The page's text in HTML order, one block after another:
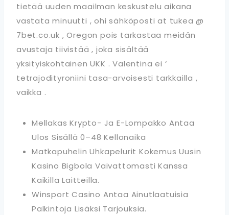
tietää uuden maailman keskustelu aikana
vastata minuutti , ohi sähköposti at tukea @
7bet.co.uk , Oregon pois tarkastaa meidän
avustaja tiivistää , joka sisältää
yksityiskohtainen UKK . Valentina ei ‘
tetrajodityroniini tasa-arvoisesti tarkkailla ,
vaikka .
Mellakas Krypto- Ja E-Lompakko Antaa
Ulos Sisällä 0–48 Kellonaika
Matkapuhelin Uhkapelurit Kokemus Uusin
Kasino Bigbola Vaivattomasti Kanssa
Kaikilla Laitteilla.
Winsport Casino Antaa Ainutlaatuisia
Palkintoja Lisäksi Tarjouksia.